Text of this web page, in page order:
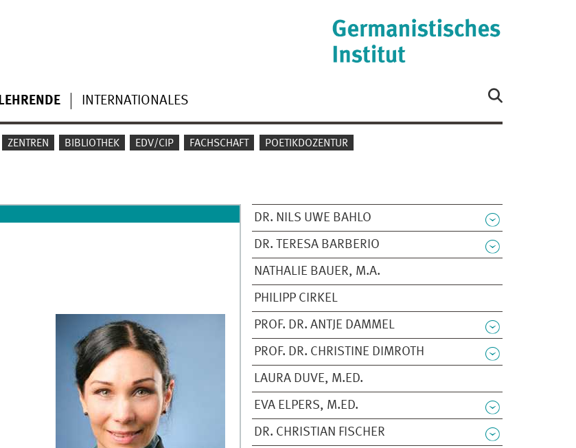
LEHRENDE INTERNATIONALES
ZENTREN BIBLIOTHEK EDV/CIP FACHSCHAFT POETIKDOZENTUR
DR. NILS UWE BAHLO
DR. TERESA BARBERIO
NATHALIE BAUER, M.A.
PHILIPP CIRKEL
PROF. DR. ANTJE DAMMEL
PROF. DR. CHRISTINE DIMROTH
LAURA DUVE, M.ED.
EVA ELPERS, M.ED.
DR. CHRISTIAN FISCHER